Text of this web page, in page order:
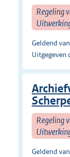
Regeling
Geldend
Uitgegeven
Regeling
Geldend